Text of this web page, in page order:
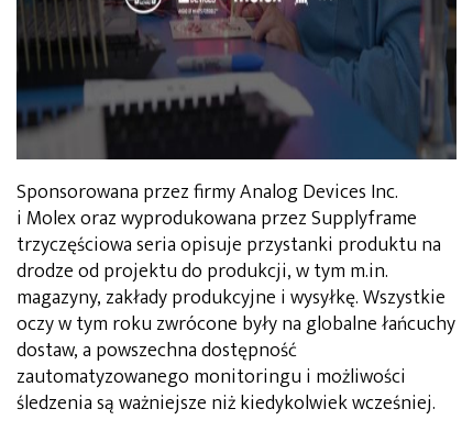
Sponsorowana przez firmy Analog Devices Inc.
i Molex oraz wyprodukowana przez Supplyframe
trzyczęściowa seria opisuje przystanki produktu na
drodze od projektu do produkcji, w tym m.in.
magazyny, zakłady produkcyjne i wysyłkę. Wszystkie
oczy w tym roku zwrócone były na globalne łańcuchy
dostaw, a powszechna dostępność
zautomatyzowanego monitoringu i możliwości
śledzenia są ważniejsze niż kiedykolwiek wcześniej.